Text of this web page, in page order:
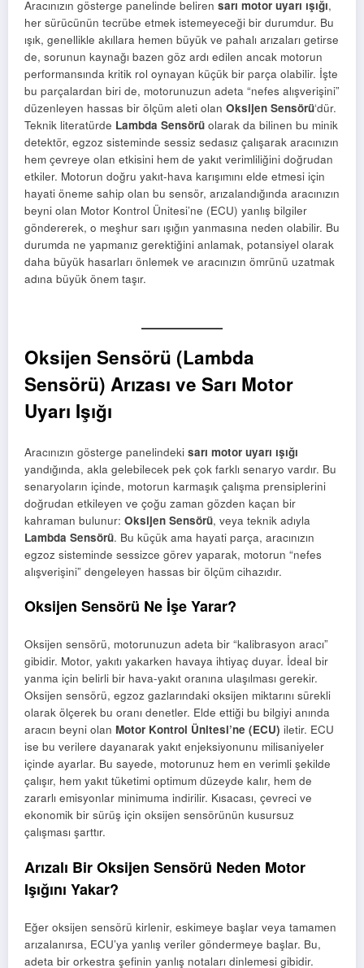
Aracınızın gösterge panelinde beliren sarı motor uyarı ışığı,
her sürücünün tecrübe etmek istemeyeceği bir durumdur. Bu
ışık, genellikle akıllara hemen büyük ve pahalı arızaları getirse
de, sorunun kaynağı bazen göz ardı edilen ancak motorun
performansında kritik rol oynayan küçük bir parça olabilir. İşte
bu parçalardan biri de, motorunuzun adeta “nefes alışverişini”
düzenleyen hassas bir ölçüm aleti olan Oksijen Sensörü‘dür.
Teknik literatürde Lambda Sensörü olarak da bilinen bu minik
detektör, egzoz sisteminde sessiz sedasız çalışarak aracınızın
hem çevreye olan etkisini hem de yakıt verimliliğini doğrudan
etkiler. Motorun doğru yakıt-hava karışımını elde etmesi için
hayati öneme sahip olan bu sensör, arızalandığında aracınızın
beyni olan Motor Kontrol Ünitesi’ne (ECU) yanlış bilgiler
göndererek, o meşhur sarı ışığın yanmasına neden olabilir. Bu
durumda ne yapmanız gerektiğini anlamak, potansiyel olarak
daha büyük hasarları önlemek ve aracınızın ömrünü uzatmak
adına büyük önem taşır.
Oksijen Sensörü (Lambda
Sensörü) Arızası ve Sarı Motor
Uyarı Işığı
Aracınızın gösterge panelindeki sarı motor uyarı ışığı
yandığında, akla gelebilecek pek çok farklı senaryo vardır. Bu
senaryoların içinde, motorun karmaşık çalışma prensiplerini
doğrudan etkileyen ve çoğu zaman gözden kaçan bir
kahraman bulunur: Oksijen Sensörü, veya teknik adıyla
Lambda Sensörü. Bu küçük ama hayati parça, aracınızın
egzoz sisteminde sessizce görev yaparak, motorun “nefes
alışverişini” dengeleyen hassas bir ölçüm cihazıdır.
Oksijen Sensörü Ne İşe Yarar?
Oksijen sensörü, motorunuzun adeta bir “kalibrasyon aracı”
gibidir. Motor, yakıtı yakarken havaya ihtiyaç duyar. İdeal bir
yanma için belirli bir hava-yakıt oranına ulaşılması gerekir.
Oksijen sensörü, egzoz gazlarındaki oksijen miktarını sürekli
olarak ölçerek bu oranı denetler. Elde ettiği bu bilgiyi anında
aracın beyni olan Motor Kontrol Ünitesi’ne (ECU) iletir. ECU
ise bu verilere dayanarak yakıt enjeksiyonunu milisaniyeler
içinde ayarlar. Bu sayede, motorunuz hem en verimli şekilde
çalışır, hem yakıt tüketimi optimum düzeyde kalır, hem de
zararlı emisyonlar minimuma indirilir. Kısacası, çevreci ve
ekonomik bir sürüş için oksijen sensörünün kusursuz
çalışması şarttır.
Arızalı Bir Oksijen Sensörü Neden Motor
Işığını Yakar?
Eğer oksijen sensörü kirlenir, eskimeye başlar veya tamamen
arızalanırsa, ECU’ya yanlış veriler göndermeye başlar. Bu,
adeta bir orkestra şefinin yanlış notaları dinlemesi gibidir.